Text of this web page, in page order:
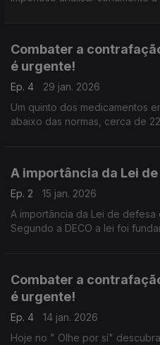
Combater a
é urgente!
Ep. 4
29 jan. 2026
Um quinto dos medicamentos
abaixo das normas, cerca de
A importância da Lei
Ep. 2
15 jan. 2026
A importância da Lei de defesa
Segundo a DECO a lei foi fundamental para garantir direitos,
Combater a
é urgente!
Ep. 4
14 jan. 2026
Hoje no " Olhe por sí" descubra o que são os serviços